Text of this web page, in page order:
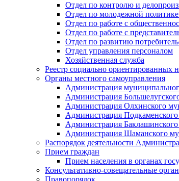
Отдел по контролю и
Отдел по молодежной
Отдел по работе с
Отдел по работе с
Отдел по развитию
Отдел управления персоналом
Хозяйственная служба
Реестр социально ориентированных
Органы местного самоуправления
Администрация
Администрация
Администрация Олхинского
Администрация
Администрация
Администрация Шаманского
Распорядок деятельности
Прием граждан
Прием населения в органах
Консультативно-совещательные
Правопорядок